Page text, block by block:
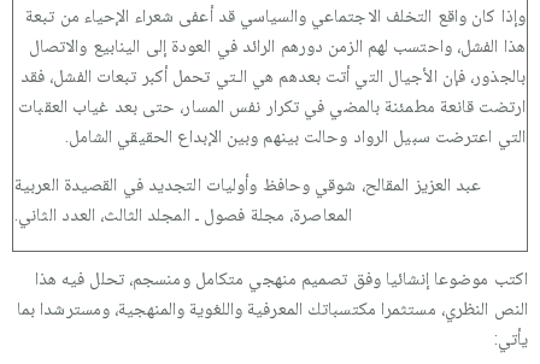
وإذا كان واقع التخلف الاجتماعي والسياسي قد أعفى شعراء الإحياء من تبعة
هذا الفشل، واحتسب لهم الزمن دورهم الرائد في العودة إلى الينابيع والاتصال
بالجذور، فإن الأجيال التي أتت بعدهم هي الـتي تحمل أكبر تبعات الفشل، فقد
ارتضت قانعة مطمئنة بالمضي في تكرار نفس المسار، حتى بعد غياب العقبات
التي اعترضت سبيل الرواد وحالت بينهم وبين الإبداع الحقيقي الشامل.
عبد العزيز المقالح، شوقي وحافظ وأوليات التجديد في القصيدة العربية
المعاصرة، مجلة فصول ـ المجلد الثالث، العدد الثاني.
اكتب موضوعا إنشائيا وفق تصميم منهجي متكامل ومنسجم، تحلل فيه هذا
النص النظري، مستثمرا مكتسباتك المعرفية واللغوية والمنهجية، ومسترشدا بما
يأتي: